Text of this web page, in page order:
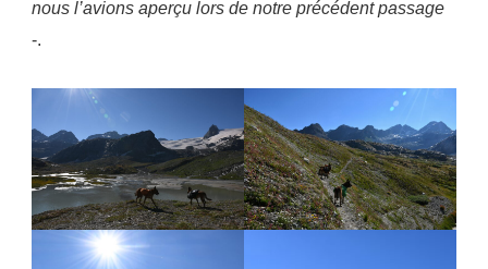
nous l’avions aperçu lors de notre précédent passage
-.